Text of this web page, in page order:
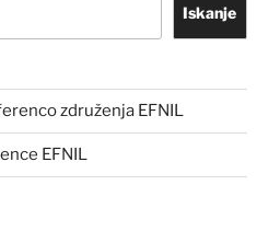
Iskanje
združenja EFNIL
EFNIL